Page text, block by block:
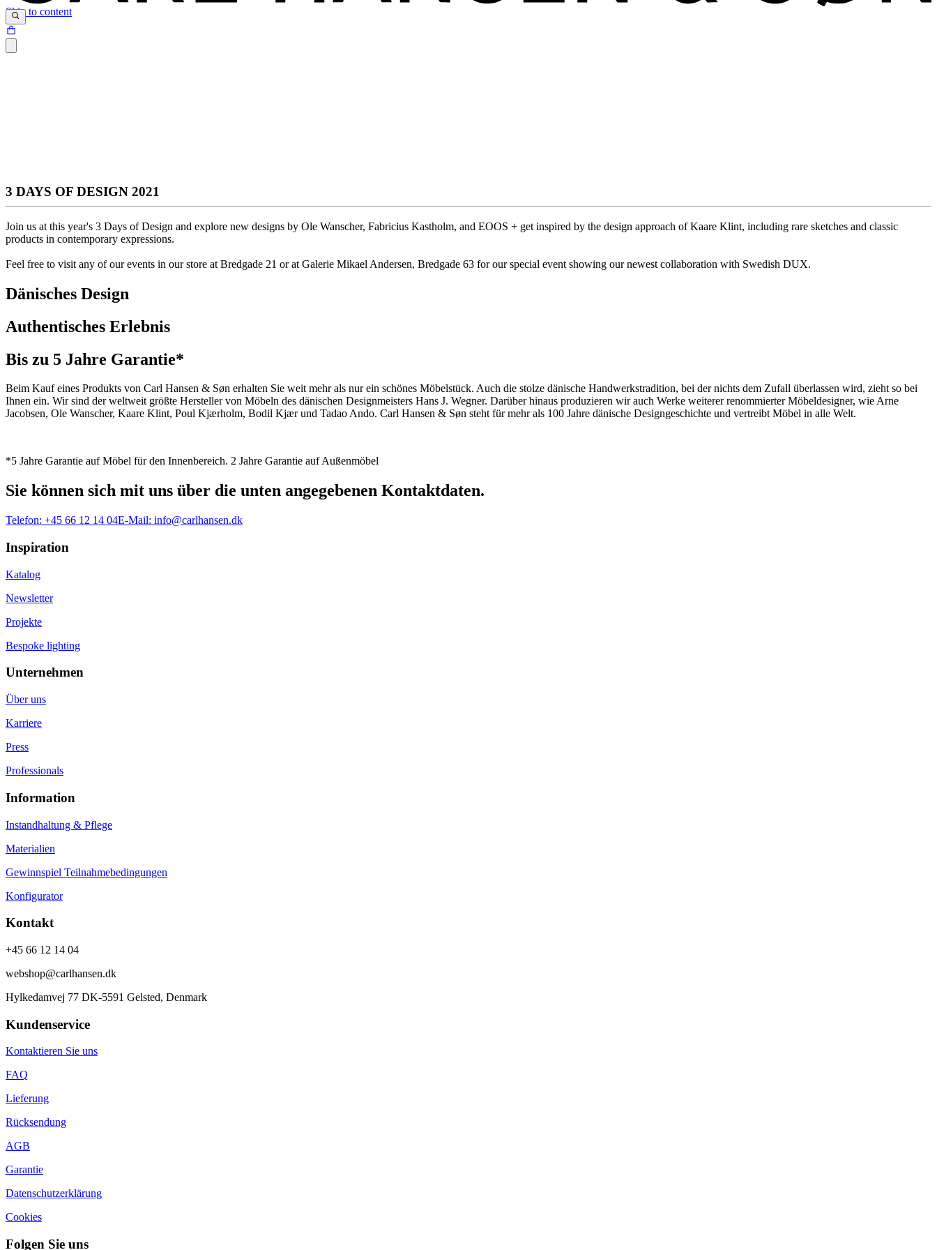
Skip to content
3 DAYS OF DESIGN 2021
Join us at this year's 3 Days of Design and explore new designs by Ole Wanscher, Fabricius Kastholm, and EOOS + get inspired by the design approach of Kaare Klint, including rare sketches and classic
products in contemporary expressions.
Feel free to visit any of our events in our store at Bredgade 21 or at Galerie Mikael Andersen, Bredgade 63 for our special event showing our newest collaboration with Swedish DUX.
Dänisches Design
Authentisches Erlebnis
Bis zu 5 Jahre Garantie*
Beim Kauf eines Produkts von Carl Hansen & Søn erhalten Sie weit mehr als nur ein schönes Möbelstück. Auch die stolze dänische Handwerkstradition, bei der nichts dem Zufall überlassen wird, zieht so bei
Ihnen ein. Wir sind der weltweit größte Hersteller von Möbeln des dänischen Designmeisters Hans J. Wegner. Darüber hinaus produzieren wir auch Werke weiterer renommierter Möbeldesigner, wie Arne
Jacobsen, Ole Wanscher, Kaare Klint, Poul Kjærholm, Bodil Kjær und Tadao Ando. Carl Hansen & Søn steht für mehr als 100 Jahre dänische Designgeschichte und vertreibt Möbel in alle Welt.
*5 Jahre Garantie auf Möbel für den Innenbereich. 2 Jahre Garantie auf Außenmöbel
Sie können sich mit uns über die unten angegebenen Kontaktdaten.
Telefon: +45 66 12 14 04E-Mail: info@carlhansen.dk
Inspiration
Katalog
Newsletter
Projekte
Bespoke lighting
Unternehmen
Über uns
Karriere
Press
Professionals
Information
Instandhaltung & Pflege
Materialien
Gewinnspiel Teilnahmebedingungen
Konfigurator
Kontakt
+45 66 12 14 04
webshop@carlhansen.dk
Hylkedamvej 77 DK-5591 Gelsted, Denmark
Kundenservice
Kontaktieren Sie uns
FAQ
Lieferung
Rücksendung
AGB
Garantie
Datenschutzerklärung
Cookies
Folgen Sie uns